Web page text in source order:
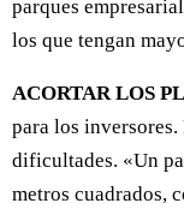
parques
los que tengan
ACORTAR LOS
para los
dificultades. «Un
metros cuadrados,